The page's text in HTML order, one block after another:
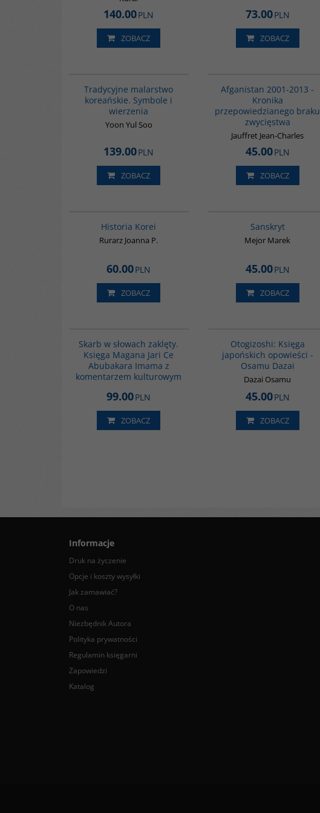
140.00PLN
ZOBACZ
73.00PLN
ZOBACZ
Tradycyjne malarstwo
koreańskie. Symbole i
wierzenia
Yoon Yul Soo
139.00PLN
ZOBACZ
Afganistan 2001-2013 -
Kronika
przepowiedzianego braku
zwycięstwa
Jauffret Jean-Charles
45.00PLN
ZOBACZ
Historia Korei
Rurarz Joanna P.
60.00PLN
ZOBACZ
Sanskryt
Mejor Marek
45.00PLN
ZOBACZ
Skarb w słowach zaklęty.
Księga Magana Jari Ce
Abubakara Imama z
komentarzem kulturowym
99.00PLN
ZOBACZ
Otogizoshi: Księga
japońskich opowieści -
Osamu Dazai
Dazai Osamu
45.00PLN
ZOBACZ
Informacje
Druk na życzenie
Opcje i koszty wysyłki
Jak zamawiać?
O nas
Niezbędnik Autora
Polityka prywatności
Regulamin księgarni
Zapowiedzi
Katalog